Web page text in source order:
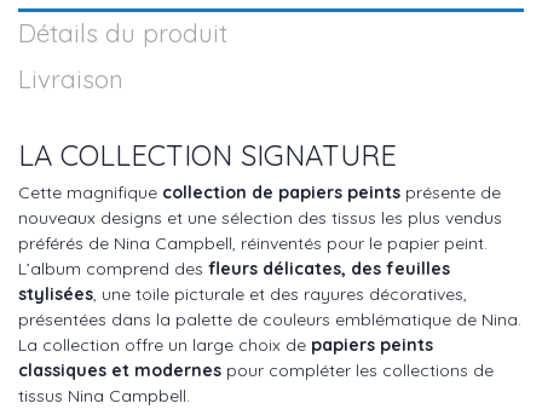
Détails du produit
Livraison
LA COLLECTION SIGNATURE
Cette magnifique collection de papiers peints présente de
nouveaux designs et une sélection des tissus les plus vendus
préférés de Nina Campbell, réinventés pour le papier peint.
L’album comprend des fleurs délicates, des feuilles
stylisées, une toile picturale et des rayures décoratives,
présentées dans la palette de couleurs emblématique de Nina.
La collection offre un large choix de papiers peints
classiques et modernes pour compléter les collections de
tissus Nina Campbell.